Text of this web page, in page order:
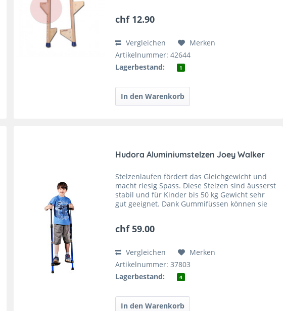
chf 12.90
Vergleichen
Merken
Artikelnummer: 42644
Lagerbestand:
1
Hudora Aluminiumstelzen Joey Walker
Stelzenlaufen fördert das Gleichgewicht und
macht riesig Spass. Diese Stelzen sind äusserst
stabil und für Kinder bis 50 kg Gewicht sehr
gut geeignet. Dank Gummifüssen können sie
chf 59.00
Vergleichen
Merken
Artikelnummer: 37803
Lagerbestand:
4